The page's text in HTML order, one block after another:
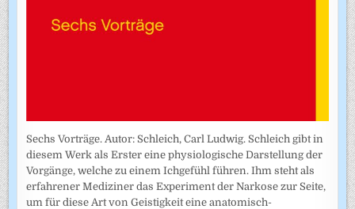
Sechs Vorträge. Autor: Schleich, Carl Ludwig. Schleich gibt in
diesem Werk als Erster eine physiologische Darstellung der
Vorgänge, welche zu einem Ichgefühl führen. Ihm steht als
erfahrener Mediziner das Experiment der Narkose zur Seite,
um für diese Art von Geistigkeit eine anatomisch-